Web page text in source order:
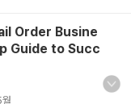
Order Busine
Guide to Succ